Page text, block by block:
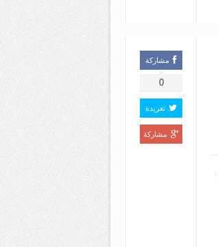
مشاركة
0
تغريدة
مشاركة